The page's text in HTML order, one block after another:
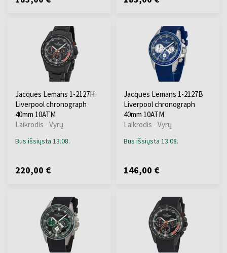
Jacques Lemans 1-2127H
Liverpool chronograph
40mm 10ATM
Laikrodis - Vyrų
Bus išsiųsta 13.08.
220,00 €
Jacques Lemans 1-2127B
Liverpool chronograph
40mm 10ATM
Laikrodis - Vyrų
Bus išsiųsta 13.08.
146,00 €